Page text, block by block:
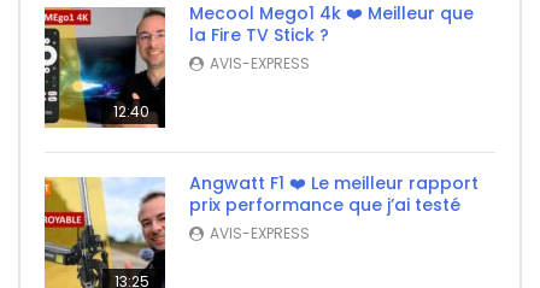
12:40
Mecool Mego1 4k ❤️ Meilleur que
la Fire TV Stick ?
AVIS-EXPRESS
13:25
Angwatt F1 ❤️ Le meilleur rapport
prix performance que j’ai testé
AVIS-EXPRESS